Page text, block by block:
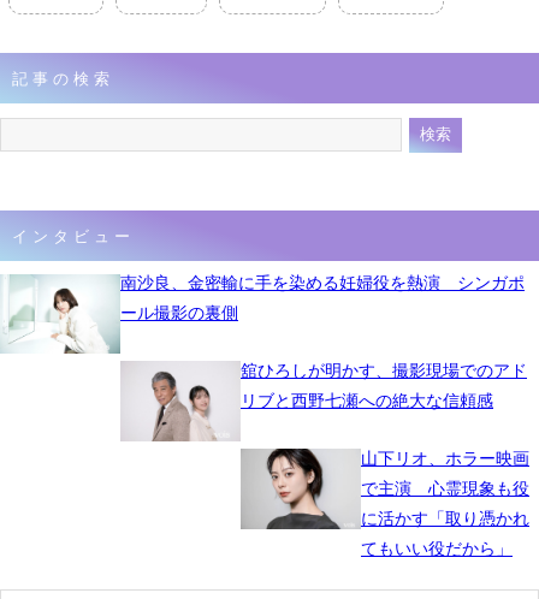
記事の検索
インタビュー
南沙良、金密輸に手を染める妊婦役を熱演 シンガポ
ール撮影の裏側
舘ひろしが明かす、撮影現場でのアド
リブと西野七瀬への絶大な信頼感
山下リオ、ホラー映画
で主演 心霊現象も役
に活かす「取り憑かれ
てもいい役だから」